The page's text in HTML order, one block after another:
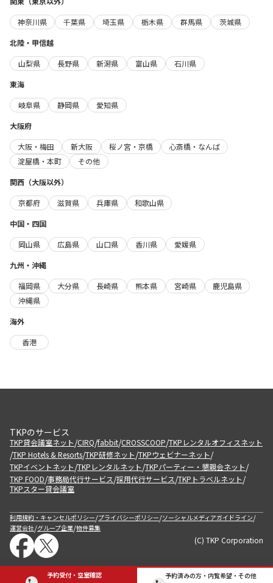
予約受付・空室確認 予約済みの方・内覧希望・その他
神奈川県
千葉県 埼玉県 栃木県 群馬県
茨城県
北陸・甲信越
山梨県
長野県 新潟県 富山県
石川県
東海
岐阜県
静岡県
愛知県
大阪府
大阪・梅田
新大阪 桜ノ宮・京橋
心斎橋・なんば
淀屋橋・本町
その他
関西（大阪以外）
京都府
滋賀県 兵庫県
和歌山県
中国・四国
岡山県
広島県 山口県 香川県
愛媛県
九州・沖縄
福岡県
大分県 長崎県 熊本県 宮崎県
鹿児島県
沖縄県
海外
香港
TKPのサービス
TKP貸会議室ネット/CIRQ/fabbit/CROSSCOOP/TKPレンタルオフィスネット
/TKP Hotels & Resorts/TKP研修ネット/TKPウェビナーネット/
TKPイベントネット/TKPレンタルネット/TKPパーティー・懇親会ネット/
TKP FOOD/事務局代行サービス/採用代行サービス/TKPトラベルネット/
TKPスター貸会議室
利用規約・キャンセルポリシー/プライバシーポリシー/ソーシャルメディアガイドライン/
運営会社/グループ企業/物件募集
(C) TKP Corporation